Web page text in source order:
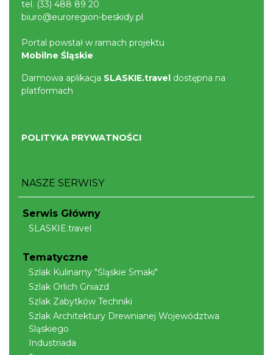
tel. (33) 488 89 20
biuro@euroregion-beskidy.pl
Portal powstał w ramach projektu
Mobilne Śląskie
Darmowa aplikacja SLASKIE.travel dostępna na
platformach
POLITYKA PRYWATNOŚCI
NASZE SERWISY
Serwis Główny
SLASKIE.travel
Tematyczne
Szlak Kulinarny "Śląskie Smaki"
Szlak Orlich Gniazd
Szlak Zabytków Techniki
Szlak Architektury Drewnianej Województwa
Śląskiego
Industriada